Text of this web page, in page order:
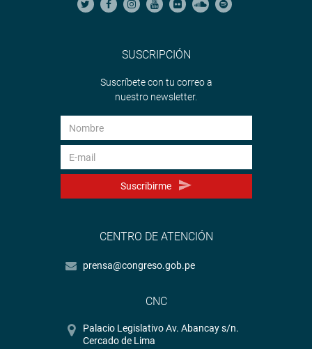
SUSCRIPCIÓN
Suscríbete con tu correo a
nuestro newsletter.
Suscribirme
CENTRO DE ATENCIÓN
prensa@congreso.gob.pe
CNC
Palacio Legislativo Av. Abancay s/n.
Cercado de Lima